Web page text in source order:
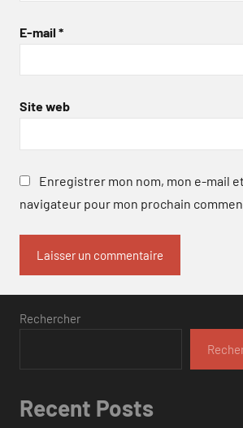
E-mail *
Site web
Enregistrer mon nom, mon e-mail
navigateur pour mon prochain
Rechercher
Recent Posts